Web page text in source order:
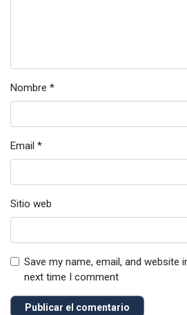
Nombre *
Email *
Sitio web
Save my name, email, and website
next time I comment